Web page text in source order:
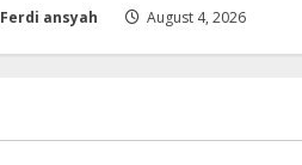
Ferdi ansyah August 4, 2026